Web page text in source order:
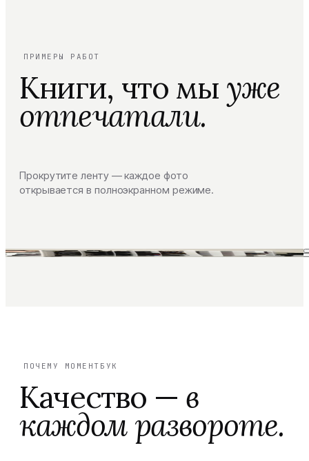
ПРИМЕРЫ РАБОТ
Книги, что мы уже
отпечатали.
Прокрутите ленту — каждое фото
открывается в полноэкранном режиме.
ПОЧЕМУ МОМЕНТБУК
Качество — в
каждом развороте.